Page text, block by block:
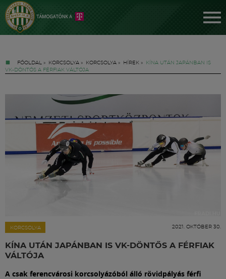
FŐOLDAL » KORCSOLYA » KORCSOLYA » HÍREK »
KÍNA UTÁN JAPÁNBAN IS
VK-DÖNTŐS A FÉRFIAK VÁLTÓJA
KORCSOLYA 2021. OKTÓBER 30.
KÍNA UTÁN JAPÁNBAN IS VK-DÖNTŐS A FÉRFIAK
VÁLTÓJA
A csak ferencvárosi korcsolyázóból álló rövidpályás férfi
Jegyek
FM YouTube +
Labdarúgás